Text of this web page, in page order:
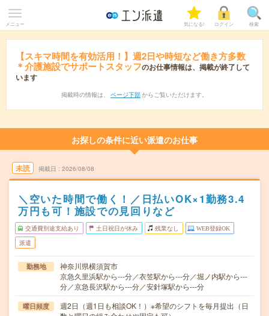
メニュー 気になる! ログイン 検索
【スキマ時間を有効活用！】週2日や時短など働き方多数
＊介護施設でサポートスタッフのお仕事情報は、掲載が終了して
います
掲載時の情報は、 ページ下部 からご覧いただけます。
お探しの条件に近い派遣のお仕事
未読 掲載日 2026/08/08
＼空いた時間で働く！／日払いOK×1勤務3.4
万円も可！施設での見回りなど
交通費別途支給あり 土日祝日が休み 残業なし WEB登録OK
派遣
勤務地
神奈川県横須賀市
京急久里浜駅から---分／衣笠駅から---分／堀ノ内駅から---
分／京急長沢駅から---分／安針塚駅から---分
曜日頻度
週2日（週1日も相談OK！）※希望のシフトを毎月提出（日